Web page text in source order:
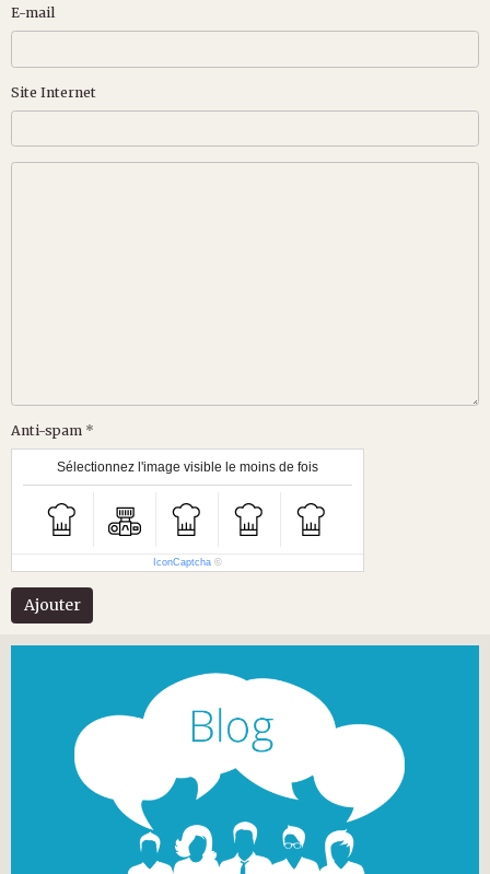
E-mail
Site Internet
Anti-spam
Sélectionnez l'image visible le moins de fois
IconCaptcha ©
Ajouter